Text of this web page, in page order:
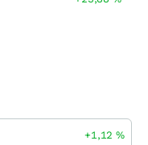
+1,12%